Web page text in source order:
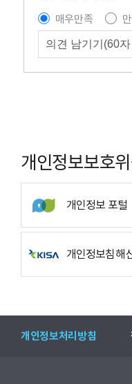
매우만족
개인정보보호
개인정보 포털
개인정보침해
개인정보처리방침